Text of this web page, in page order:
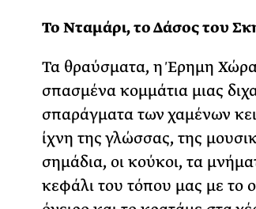
Το Νταμάρι, το Δάσος του
Τα θραύσματα, η Έρημη
σπασμένα κομμάτια μιας
σπαράγματα των χαμένων
ίχνη της γλώσσας, της
σημάδια, οι κούκοι, τα
κεφάλι του τόπου μας με το